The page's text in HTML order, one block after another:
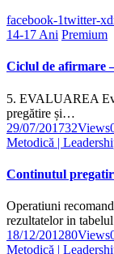
facebook-1twitter-x
14-17 Ani Premium
Ciclul de afirmare
5. EVALUAREA
pregătire și…
29/07/201732Views
Metodică |
Continutul
Operatiuni
rezultatelor in
18/12/201280Views
Metodică |